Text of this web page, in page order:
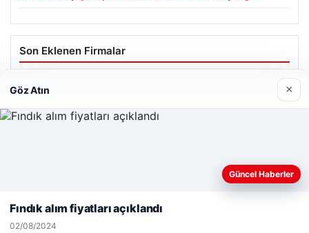
Son Eklenen Firmalar
Hastaş Beton
© 2026 Dünya Haberi – Güncel Haberler
Web sitemizi nasıl kullandığınızı daha iyi anlayabilmek,
deneyiminizi kişiselleştirmek ve geliştirmek amacıyla çerezler
Kabul Et
Göz Atın ×
Güncel Haberler
Fındık alım fiyatları açıklandı
02/08/2024